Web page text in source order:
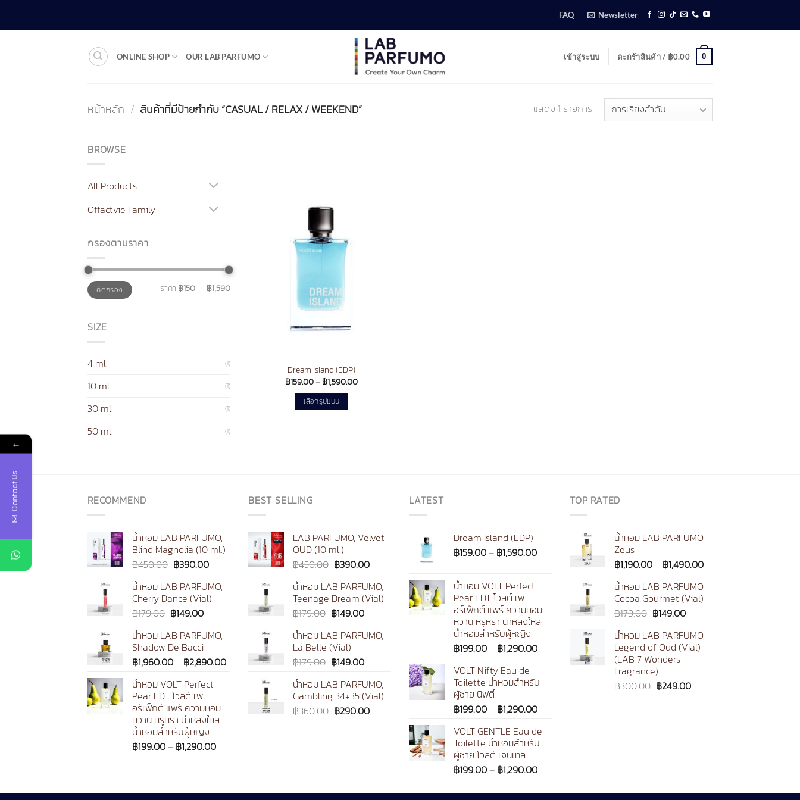
FAQ Newsletter
ONLINE SHOP OUR LAB PARFUMO เข้าสู่ระบบ ตะกร้าสินค้า / ฿0.00 0
หน้าหลัก / สินค้าที่มีป้ายกำกับ “CASUAL / RELAX / WEEKEND” แสดง 1 รายการ
BROWSE
All Products
Offactvie Family
กรองตามราคา
ราคา
ต่ำ
สุด
ราคา
สูงสุดคัดกรอง ราคา ฿150— ฿1,590
SIZE
4 ml. (1)
10 ml. (1)
30 ml. (1)
50 ml. (1)
Dream Island (EDP)
฿159.00–฿1,590.00Price
เลือกรูปแบบ
chosen
on
the
product
page
RECOMMEND
น้ำหอม LAB PARFUMO,
Blind Magnolia (10 ml.)
฿450.00 Original
was:
฿450.00.
฿390.00Current
is:
฿390.00.
น้ำหอม LAB PARFUMO,
Cherry Dance (Vial)
฿179.00 Original
was:
฿179.00.
฿149.00Current
is:
฿149.00.
น้ำหอม LAB PARFUMO,
Shadow De Bacci
฿1,960.00 – ฿2,890.00Price
฿1,960.00
฿2,890.00
น้ำหอม VOLT Perfect
Pear EDT โวลต์ เพ
อร์เฟ็กต์ แพร์ ความหอม
หวาน หรูหรา น่าหลงใหล
น้ำหอมสำหรับผู้หญิง
฿199.00 – ฿1,290.00Price
฿1,290.00
BEST SELLING
LAB PARFUMO, Velvet
OUD (10 ml.)
฿450.00 Original
was:
฿450.00.
฿390.00Current
is:
฿390.00.
น้ำหอม LAB PARFUMO,
Teenage Dream (Vial)
฿179.00 Original
was:
฿179.00.
฿149.00Current
is:
น้ำหอม LAB PARFUMO,
La Belle (Vial)
฿179.00 Original
was:
฿179.00.
฿149.00Current
is:
฿149.00.
น้ำหอม LAB PARFUMO,
Gambling 34+35 (Vial)
฿360.00 Original
฿290.00Current
LATEST
Dream Island (EDP)
฿159.00 – ฿1,590.00Price
น้ำหอม VOLT Perfect
Pear EDT โวลต์ เพ
อร์เฟ็กต์ แพร์ ความหอม
หวาน หรูหรา น่าหลงใหล
น้ำหอมสำหรับผู้หญิง
฿199.00 – ฿1,290.00Price
through
VOLT Nifty Eau de
Toilette น้ำหอมสำหรับ
ผู้ชาย นิฟตี้
฿199.00 – ฿1,290.00Price
฿199.00
through
VOLT GENTLE Eau de
Toilette น้ำหอมสำหรับ
ผู้ชาย โวลต์ เจนเทิล
฿199.00 – ฿1,290.00Price
฿199.00
TOP RATED
น้ำหอม LAB PARFUMO,
Zeus
฿1,190.00 – ฿1,490.00Price
฿1,190.00
น้ำหอม LAB PARFUMO,
Cocoa Gourmet (Vial)
฿179.00 Original
was:
฿179.00.
฿149.00Current
is:
฿149.00.
น้ำหอม LAB PARFUMO,
Legend of Oud (Vial)
(LAB 7 Wonders
Fragrance)
฿300.00 Original
฿249.00Current
←
Contact Us